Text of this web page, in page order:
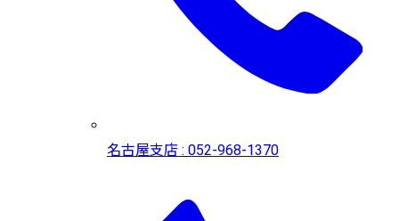
名古屋支店 : 052-968-1370